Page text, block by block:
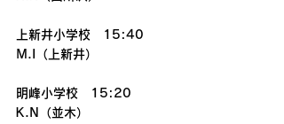
上新井小学校　15:40
M.I（上新井）
明峰小学校　15:20
K.N（並木）